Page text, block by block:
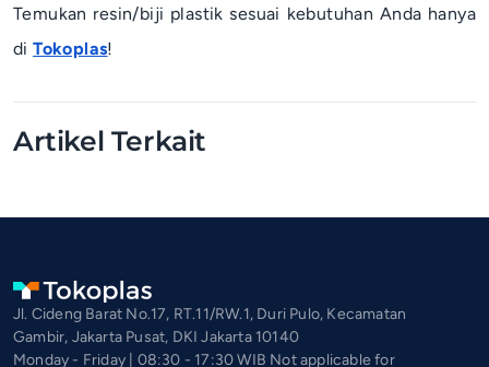
Temukan resin/biji plastik sesuai kebutuhan Anda hanya
diTokoplas!
Artikel Terkait
Jl. Cideng Barat No.17, RT.11/RW.1, Duri Pulo, Kecamatan
Gambir, Jakarta Pusat, DKI Jakarta 10140
Monday - Friday | 08:30 - 17:30 WIB Not applicable for